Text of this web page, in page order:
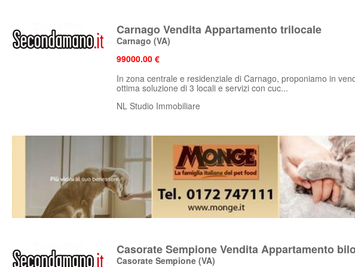
Carnago Vendita Appartamento trilocale
Carnago (VA)
99000.00 €
In zona centrale e residenziale di Carnago, proponiamo in
ottima soluzione di 3 locali e servizi con cuc...
NL Studio Immobiliare
Casorate Sempione Vendita Appartamento
Casorate Sempione(VA)